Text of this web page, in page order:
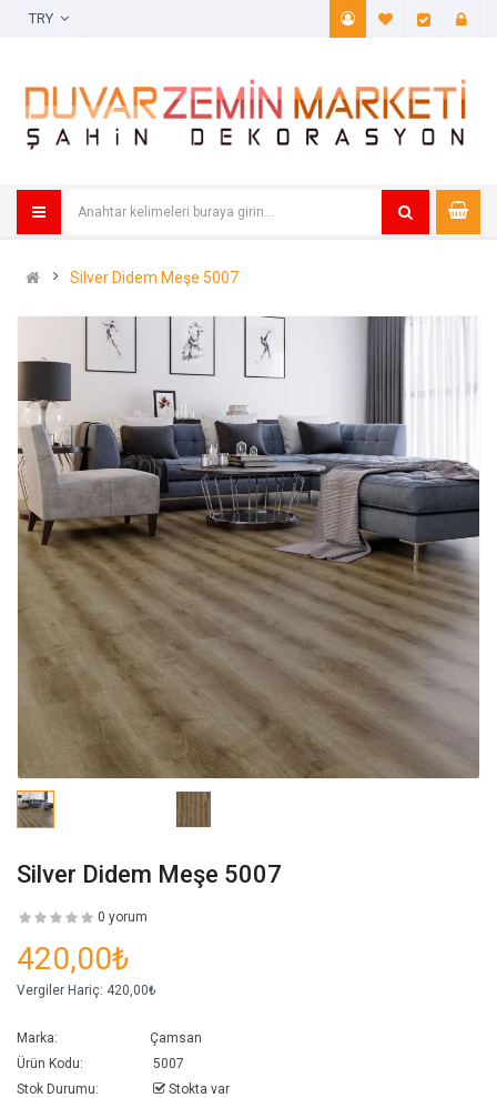
A. Listem
Silver Didem Meşe 5007
Silver Didem Meşe 5007
0 yorum
420,00₺
Vergiler Hariç: 420,00₺
Marka:
Çamsan
Ürün Kodu:
5007
Stok Durumu:
Stokta var